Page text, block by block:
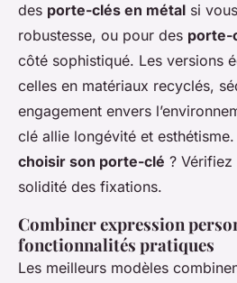
des porte-clés en métal si
robustesse, ou pour des porte-
côté sophistiqué. Les versions
celles en matériaux recyclés,
engagement envers
clé allie longévité et esthétisme.
choisir son porte-clé ?
solidité des fixations.
Combiner expression
fonctionnalités pratiques
Les meilleurs modèles